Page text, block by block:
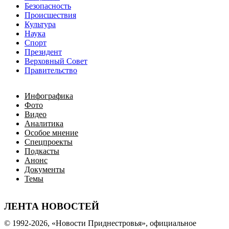
Безопасность
Происшествия
Культура
Наука
Спорт
Президент
Верховный Совет
Правительство
Инфографика
Фото
Видео
Аналитика
Особое мнение
Спецпроекты
Подкасты
Анонс
Документы
Темы
ЛЕНТА НОВОСТЕЙ
© 1992-2026, «Новости Приднестровья», официальное